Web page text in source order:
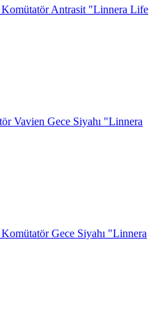
Antrasit "Linnera Life
Vavien Gece Siyahı "Linnera
Gece Siyahı "Linnera